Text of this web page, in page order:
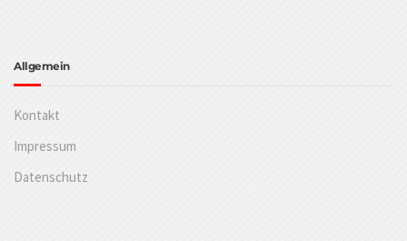
Allgemein
Kontakt
Impressum
Datenschutz